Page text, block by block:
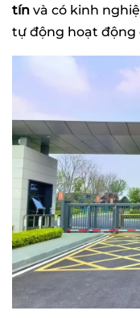
tín và có kinh
tự động hoạt động